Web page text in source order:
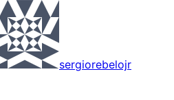
sergiorebelojr